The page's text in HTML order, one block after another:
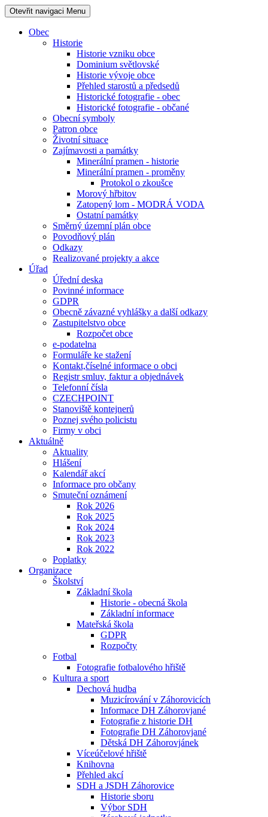
Otevřit navigaci Menu
Obec
Historie
Historie vzniku obce
Dominium světlovské
Historie vývoje obce
Přehled starostů a předsedů
Historické fotografie - obec
Historické fotografie - občané
Obecní symboly
Patron obce
Životní situace
Zajímavosti a památky
Minerální pramen - historie
Minerální pramen - proměny
Protokol o zkoušce
Morový hřbitov
Zatopený lom - MODRÁ VODA
Ostatní památky
Směrný územní plán obce
Povodňový plán
Odkazy
Realizované projekty a akce
Úřad
Úřední deska
Povinné informace
GDPR
Obecně závazné vyhlášky a další odkazy
Zastupitelstvo obce
Rozpočet obce
e-podatelna
Formuláře ke stažení
Kontakt,číselné informace o obci
Registr smluv, faktur a objednávek
Telefonní čísla
CZECHPOINT
Stanoviště kontejnerů
Poznej svého policistu
Firmy v obci
Aktuálně
Aktuality
Hlášení
Kalendář akcí
Informace pro občany
Smuteční oznámení
Rok 2026
Rok 2025
Rok 2024
Rok 2023
Rok 2022
Poplatky
Organizace
Školství
Základní škola
Historie - obecná škola
Základní informace
Mateřská škola
GDPR
Rozpočty
Fotbal
Fotografie fotbalového hřiště
Kultura a sport
Dechová hudba
Muzicírování v Záhorovicích
Informace DH Záhorovjané
Fotografie z historie DH
Fotografie DH Záhorovjané
Dětská DH Záhorovjánek
Víceúčelové hřiště
Knihovna
Přehled akcí
SDH a JSDH Záhorovice
Historie sboru
Výbor SDH